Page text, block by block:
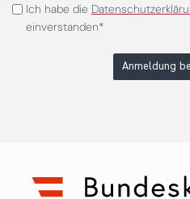
Ich habe die
einverstanden*
Anmeldung